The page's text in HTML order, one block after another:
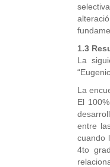
1.3
La
La
El
entre
cuando
4to